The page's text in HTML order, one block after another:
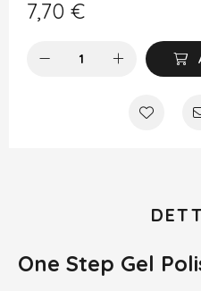
7,70 €
One Step Gel